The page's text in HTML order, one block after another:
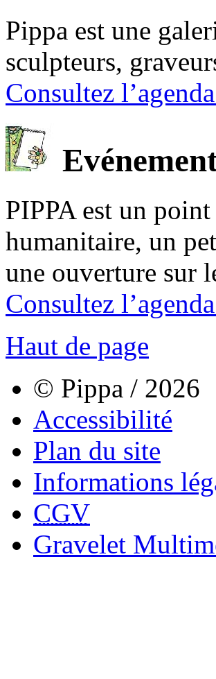
Pippa est une
sculpteurs,
Consultez
PIPPA est un
humanitaire, un
une ouverture sur
Consultez
Haut de page
© Pippa / 2026
Accessibilité
Plan du site
Informations
CGV
Gravelet